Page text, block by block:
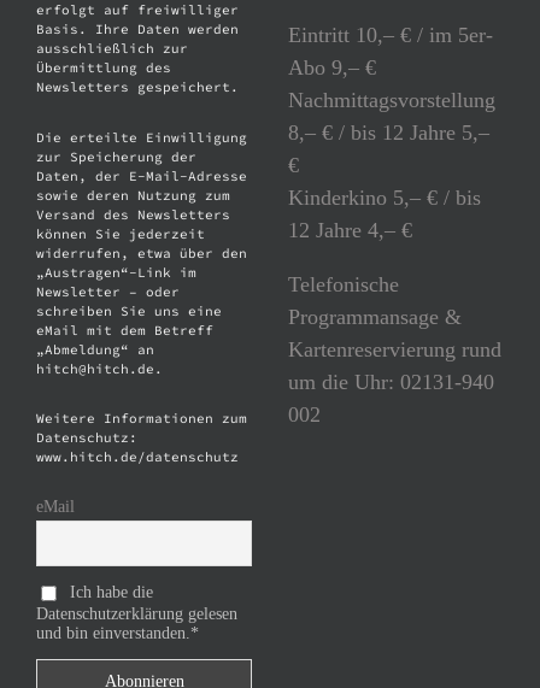
erfolgt auf freiwilliger
Basis. Ihre Daten werden
ausschließlich zur
Übermittlung des
Newsletters gespeichert.
Die erteilte Einwilligung
zur Speicherung der
Daten, der E-Mail-Adresse
sowie deren Nutzung zum
Versand des Newsletters
können Sie jederzeit
widerrufen, etwa über den
„Austragen“-Link im
Newsletter – oder
schreiben Sie uns eine
eMail mit dem Betreff
„Abmeldung“ an
hitch@hitch.de.
Weitere Informationen zum
Datenschutz:
www.hitch.de/datenschutz
eMail
Ich habe die
Datenschutzerklärung gelesen
und bin einverstanden.*
Eintritt 10,– € / im 5er-
Abo 9,– €
Nachmittagsvorstellung
8,– € / bis 12 Jahre 5,–
€
Kinderkino 5,– € / bis
12 Jahre 4,– €
Telefonische
Programmansage &
Kartenreservierung rund
um die Uhr: 02131-940
002